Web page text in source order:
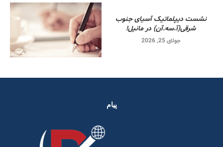
نشست دیپلماتیک آسیای جنوب
شرقی‌(آ.سه.آن) در مانیل!
جولای 25, 2026
پیام